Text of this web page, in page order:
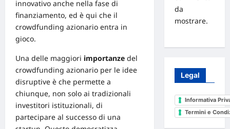
innovativo anche nella fase di
finanziamento, ed è qui che il
crowdfunding azionario entra in
gioco.
Una delle maggiori importanze del
crowdfunding azionario per le idee
disruptive è che permette a
chiunque, non solo ai tradizionali
investitori istituzionali, di
partecipare al successo di una
da
mostrare.
Legal
Informativa
Termini e